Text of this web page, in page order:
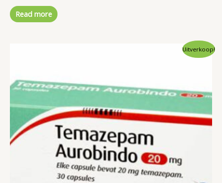
was:
€65.00.
is:
€60.00.
Read more
Uitverkoop!